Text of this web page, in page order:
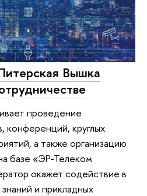
Вышка
проведение
конференций, круглых
а также организацию
базе «ЭР-Телеком
окажет содействие в
и прикладных